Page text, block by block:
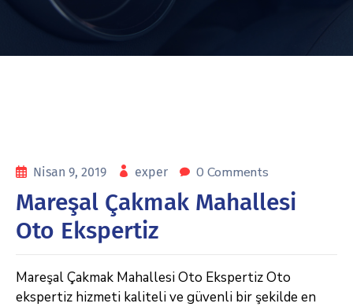
Nisan 9, 2019 exper 0 Comments
Mareşal Çakmak Mahallesi
Oto Ekspertiz
Mareşal Çakmak Mahallesi Oto Ekspertiz Oto
ekspertiz hizmeti kaliteli ve güvenli bir şekilde en